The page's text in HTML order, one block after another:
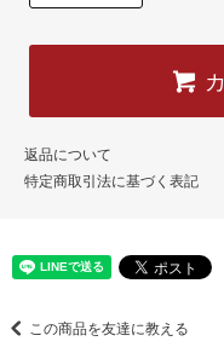
返品について
特定商取引法に基づく表記
この商品を友達に教える